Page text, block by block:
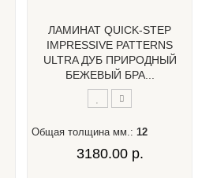
ЛАМИНАТ QUICK-STEP
IMPRESSIVE PATTERNS
ULTRA ДУБ ПРИРОДНЫЙ
БЕЖЕВЫЙ БРА...
Общая толщина мм.: 12
3180.00 р.